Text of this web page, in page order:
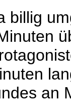
billig
an